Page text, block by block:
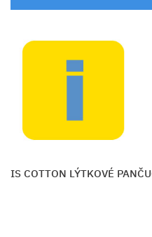
COTTON LÝTKOVÉ